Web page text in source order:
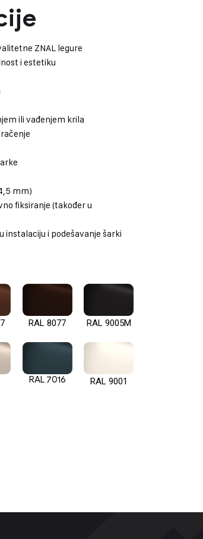
ZNAL legure
i estetiku
ili vađenjem krila
mm)
fiksiranje (također u
instalaciju i podešavanje šarki
RAL 8077 RAL 9005M
RAL 7016 RAL 9001